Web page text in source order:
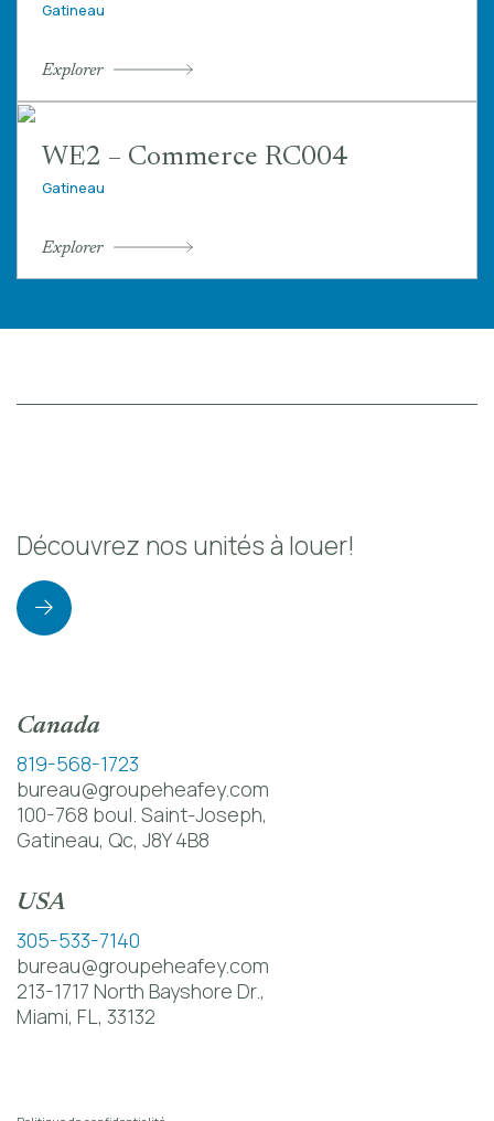
Gatineau
Explorer
WE2 – Commerce RC004
Gatineau
Explorer
Découvrez nos unités à louer!
Canada
819-568-1723
bureau@groupeheafey.com
100-768 boul. Saint-Joseph,
Gatineau, Qc, J8Y 4B8
USA
305-533-7140
bureau@groupeheafey.com
213-1717 North Bayshore Dr.,
Miami, FL, 33132